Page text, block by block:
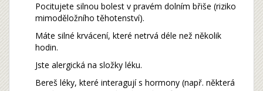
Pocitujete silnou bolest v pravém dolním břiše (riziko
mimoděložního těhotenství).
Máte silné krvácení, které netrvá déle než několik
hodin.
Jste alergická na složky léku.
Bereš léky, které interagují s hormony (např. některá